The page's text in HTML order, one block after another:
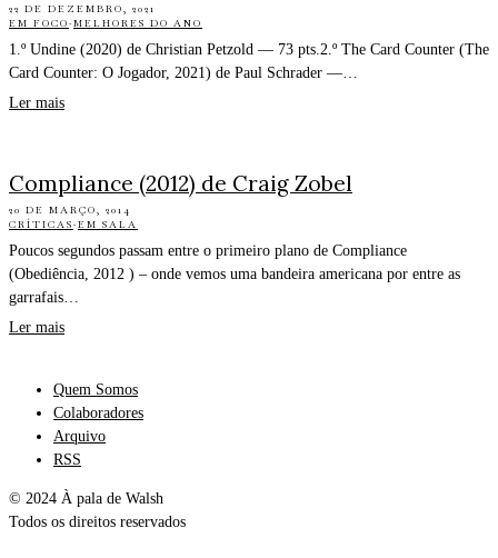
22 DE DEZEMBRO, 2021
EM FOCO·MELHORES DO ANO
1.º Undine (2020) de Christian Petzold — 73 pts.2.º The Card Counter (The
Card Counter: O Jogador, 2021) de Paul Schrader —…
Ler mais
Compliance (2012) de Craig Zobel
20 DE MARÇO, 2014
CRÍTICAS·EM SALA
Poucos segundos passam entre o primeiro plano de Compliance
(Obediência, 2012 ) – onde vemos uma bandeira americana por entre as
garrafais…
Ler mais
Quem Somos
Colaboradores
Arquivo
RSS
© 2024 À pala de Walsh
Todos os direitos reservados